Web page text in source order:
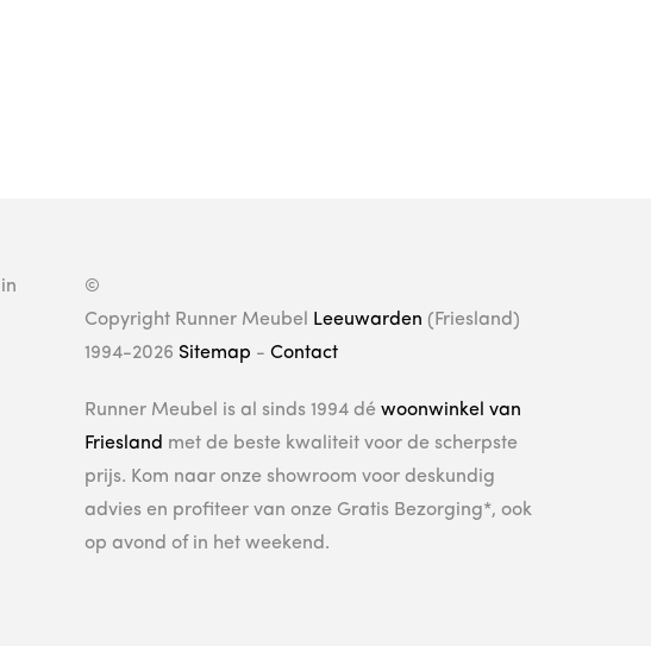
©
Copyright Runner Meubel
Leeuwarden (Friesland)
1994-2026 Sitemap - Contact
Runner Meubel is al sinds 1994 dé woonwinkel van
Friesland met de beste kwaliteit voor de scherpste
prijs. Kom naar onze showroom voor deskundig
advies en profiteer van onze Gratis Bezorging*, ook
op avond of in het weekend.